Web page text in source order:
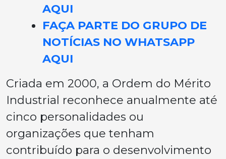
AQUI
FAÇA PARTE DO GRUPO DE
NOTÍCIAS NO WHATSAPP
AQUI
Criada em 2000, a Ordem do Mérito
Industrial reconhece anualmente até
cinco personalidades ou
organizações que tenham
contribuído para o desenvolvimento